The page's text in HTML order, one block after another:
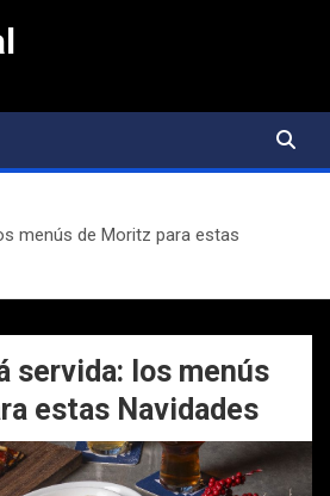
menús de Moritz para estas
servida: los menús
estas Navidades